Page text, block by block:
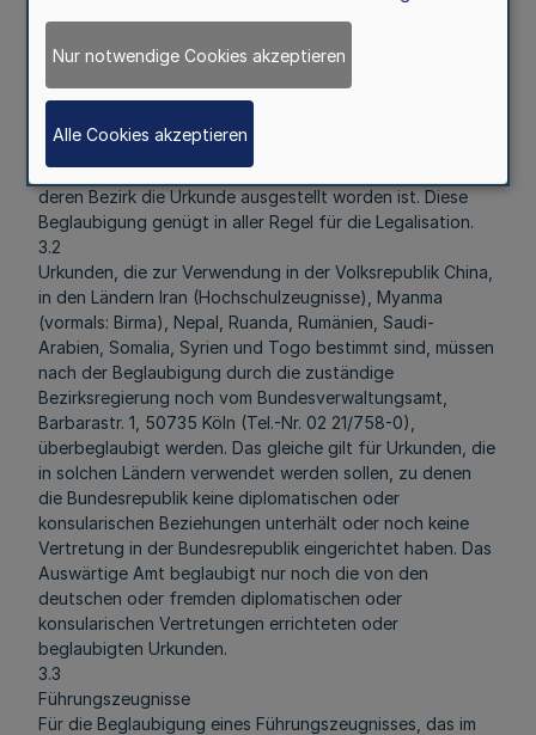
Antillen), Norwegen, Österreich, Polen, Portugal,
Schweden, Schweiz, Spanien, Türkei und Zypern.
Zuständigkeit für die Beglaubigung
Für die Beglaubigung mit Ausnahme der gerichtlichen und
notariellen Urkunden ist die Bezirksregierung zuständig, in
deren Bezirk die Urkunde ausgestellt worden ist. Diese
Beglaubigung genügt in aller Regel für die Legalisation.
3.2
Urkunden, die zur Verwendung in der Volksrepublik China,
in den Ländern Iran (Hochschulzeugnisse), Myanma
(vormals: Birma), Nepal, Ruanda, Rumänien, Saudi-
Arabien, Somalia, Syrien und Togo bestimmt sind, müssen
nach der Beglaubigung durch die zuständige
Bezirksregierung noch vom Bundesverwaltungsamt,
Barbarastr. 1, 50735 Köln (Tel.-Nr. 02 21/758-0),
überbeglaubigt werden. Das gleiche gilt für Urkunden, die
in solchen Ländern verwendet werden sollen, zu denen
die Bundesrepublik keine diplomatischen oder
konsularischen Beziehungen unterhält oder noch keine
Vertretung in der Bundesrepublik eingerichtet haben. Das
Auswärtige Amt beglaubigt nur noch die von den
deutschen oder fremden diplomatischen oder
konsularischen Vertretungen errichteten oder
beglaubigten Urkunden.
3.3
Führungszeugnisse
Für die Beglaubigung eines Führungszeugnisses, das im
Nur notwendige Cookies akzeptieren
Alle Cookies akzeptieren